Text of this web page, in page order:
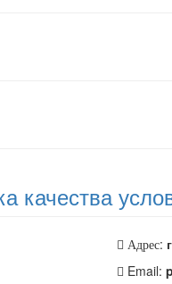
качества
Адрес:
Email: